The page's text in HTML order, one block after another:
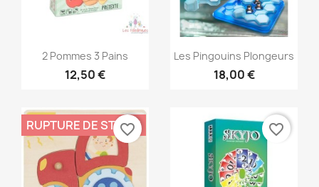
Aperçu rapide
2 Pommes 3 Pains
12,50 €
Aperçu rapide
Les Pingouins Plongeurs
18,00 €
RUPTURE DE STOCK
favorite_border favorite_border